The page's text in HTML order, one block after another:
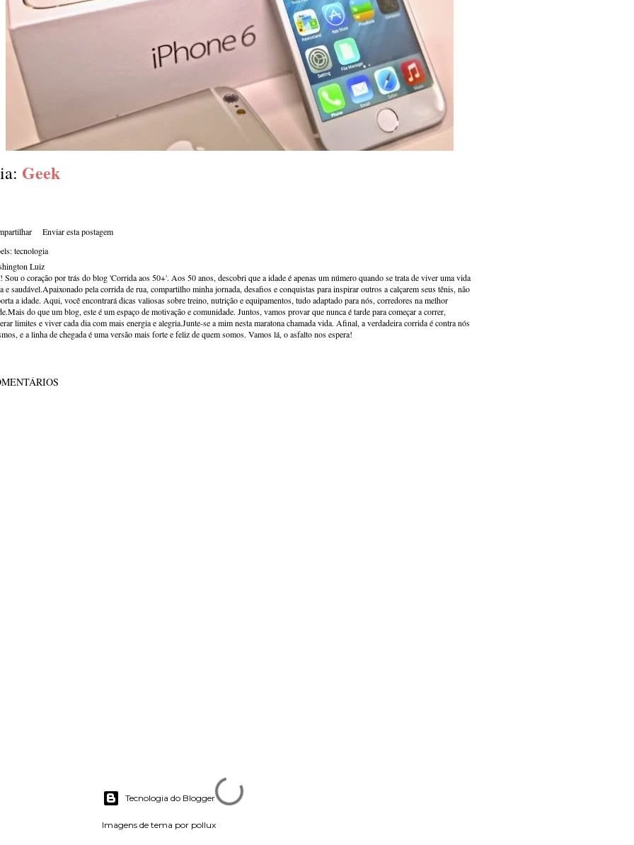
Geek
Enviar esta postagem
tecnologia
Luiz
Sou o coração por trás do blog 'Corrida aos 50+'. Aos 50 anos, descobri que a idade é apenas um número quando se trata de viver uma vida
e saudável.Apaixonado pela corrida de rua, compartilho minha jornada, desafios e conquistas para inspirar outros a calçarem seus tênis, não
a idade. Aqui, você encontrará dicas valiosas sobre treino, nutrição e equipamentos, tudo adaptado para nós, corredores na melhor
do que um blog, este é um espaço de motivação e comunidade. Juntos, vamos provar que nunca é tarde para começar a correr,
limites e viver cada dia com mais energia e alegria.Junte-se a mim nesta maratona chamada vida. Afinal, a verdadeira corrida é contra nós
e a linha de chegada é uma versão mais forte e feliz de quem somos. Vamos lá, o asfalto nos espera!
Tecnologia do Blogger
Imagens de tema por pollux